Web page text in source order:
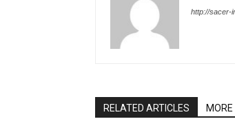
http://sacer-
RELATED ARTICLES